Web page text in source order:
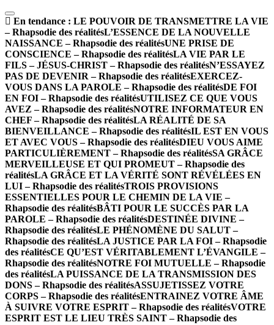
En tendance : LE POUVOIR DE TRANSMETTRE LA VIE
– Rhapsodie des réalitésL’ESSENCE DE LA NOUVELLE
NAISSANCE – Rhapsodie des réalitésUNE PRISE DE
CONSCIENCE – Rhapsodie des réalitésLA VIE PAR LE
FILS – JÉSUS-CHRIST – Rhapsodie des réalitésN’ESSAYEZ
PAS DE DEVENIR – Rhapsodie des réalitésEXERCEZ-
VOUS DANS LA PAROLE – Rhapsodie des réalitésDE FOI
EN FOI – Rhapsodie des réalitésUTILISEZ CE QUE VOUS
AVEZ – Rhapsodie des réalitésNOTRE INFORMATEUR EN
CHEF – Rhapsodie des réalitésLA RÉALITÉ DE SA
BIENVEILLANCE – Rhapsodie des réalitésIL EST EN VOUS
ET AVEC VOUS – Rhapsodie des réalitésDIEU VOUS AIME
PARTICULIÈREMENT – Rhapsodie des réalitésSA GRÂCE
MERVEILLEUSE ET QUI PROMEUT – Rhapsodie des
réalitésLA GRÂCE ET LA VÉRITÉ SONT RÉVÉLÉES EN
LUI – Rhapsodie des réalitésTROIS PROVISIONS
ESSENTIELLES POUR LE CHEMIN DE LA VIE –
Rhapsodie des réalitésBÂTI POUR LE SUCCÈS PAR LA
PAROLE – Rhapsodie des réalitésDESTINÉE DIVINE –
Rhapsodie des réalitésLE PHÉNOMÈNE DU SALUT –
Rhapsodie des réalitésLA JUSTICE PAR LA FOI – Rhapsodie
des réalitésCE QU’EST VÉRITABLEMENT L’ÉVANGILE –
Rhapsodie des réalitésNOTRE FOI MUTUELLE – Rhapsodie
des réalitésLA PUISSANCE DE LA TRANSMISSION DES
DONS – Rhapsodie des réalitésASSUJETISSEZ VOTRE
CORPS – Rhapsodie des réalitésENTRAINEZ VOTRE ÂME
À SUIVRE VOTRE ESPRIT – Rhapsodie des réalitésVOTRE
ESPRIT EST LE LIEU TRÈS SAINT – Rhapsodie des